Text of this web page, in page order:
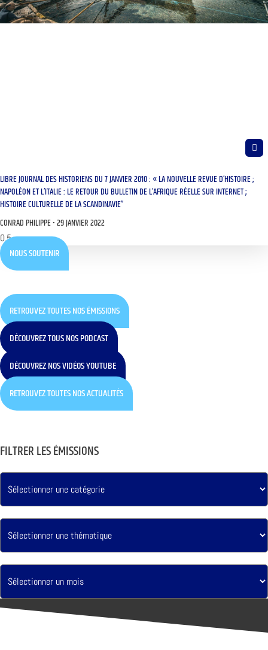
LIBRE JOURNAL DES HISTORIENS DU 7 JANVIER 2010 : « LA NOUVELLE REVUE D’HISTOIRE ;
NAPOLÉON ET L’ITALIE : LE RETOUR DU BULLETIN DE L’AFRIQUE RÉELLE SUR INTERNET ;
HISTOIRE CULTURELLE DE LA SCANDINAVIE”
CONRAD PHILIPPE 29 JANVIER 2022
NOUS SOUTENIR
RETROUVEZ TOUTES NOS ÉMISSIONS
DÉCOUVREZ TOUS NOS PODCAST
DÉCOUVREZ NOS VIDÉOS YOUTUBE
RETROUVEZ TOUTES NOS ACTUALITÉS
FILTRER LES ÉMISSIONS